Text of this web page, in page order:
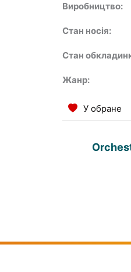
Виробництво:
Стан носія:
Стан
Жанр:
У обране